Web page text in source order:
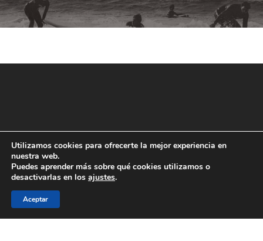
© 2026 JAE Online.
Utilizamos cookies para ofrecerte la mejor experiencia en
nuestra web.
Puedes aprender más sobre qué cookies utilizamos o
desactivarlas en los ajustes.
Aceptar